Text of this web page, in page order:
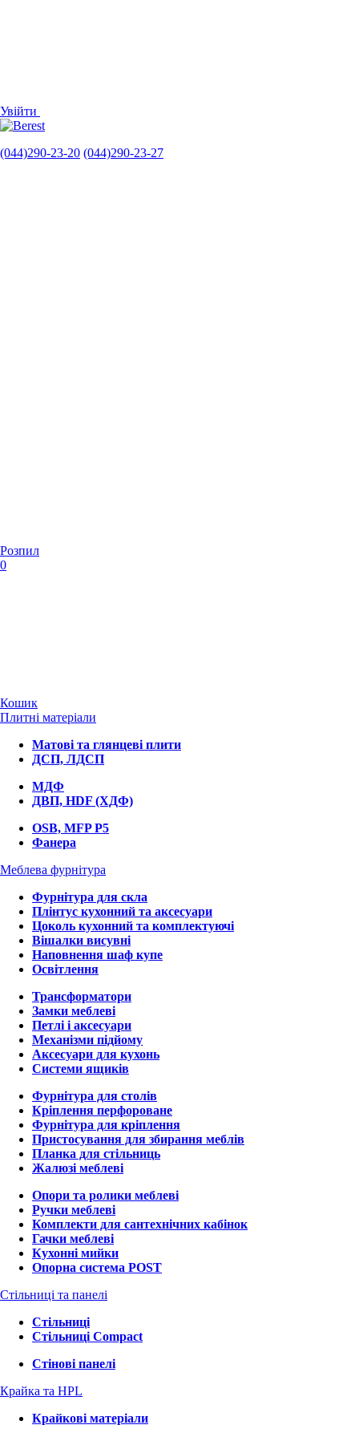
Увійти
(044)290-23-20 (044)290-23-27
Розпил
0
Кошик
Плитні матеріали
Матові та глянцеві плити
ДСП, ЛДСП
МДФ
ДВП, HDF (ХДФ)
OSB, MFP P5
Фанера
Меблева фурнітура
Фурнітура для скла
Плінтус кухонний та аксесуари
Цоколь кухонний та комплектуючі
Вішалки висувні
Наповнення шаф купе
Освітлення
Трансформатори
Замки меблеві
Петлі і аксесуари
Механізми підйому
Аксесуари для кухонь
Системи ящиків
Фурнітура для столів
Кріплення перфороване
Фурнітура для кріплення
Пристосування для збирання меблів
Планка для стільниць
Жалюзі меблеві
Опори та ролики меблеві
Ручки меблеві
Комплекти для сантехнічних кабінок
Гачки меблеві
Кухонні мийки
Опорна система POST
Стільниці та панелі
Стільниці
Стільниці Compact
Стінові панелі
Крайка та HPL
Крайкові матеріали